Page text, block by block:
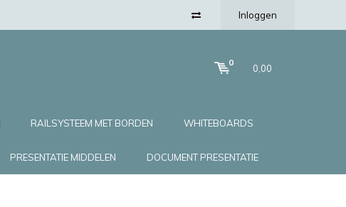
Inloggen
0
0,00
RAILSYSTEEM MET BORDEN WHITEBOARDS
PRESENTATIE MIDDELEN DOCUMENT PRESENTATIE